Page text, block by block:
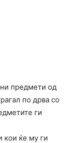
предмети од
по дрва со
ги
кои ќе му ги